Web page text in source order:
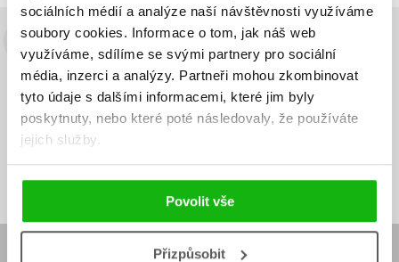
sociálních médií a analýze naší návštěvnosti využíváme
soubory cookies. Informace o tom, jak náš web
využíváme, sdílíme se svými partnery pro sociální
média, inzerci a analýzy. Partneři mohou zkombinovat
tyto údaje s dalšími informacemi, které jim byly
poskytnuty, nebo které poté následovaly, že používáte
jejich služby.
Povolit vše
Přizpůsobit
Budete to vědět jako první!
Zajímá Vás, jaký knižní hit právě vychází, na jaké zboží je výhodná
sleva, jaká běží soutěž o ceny? Přihlášením k odběru našich e-
mailových novineksouhlasíte se zpracováním osobních údajů.
mailová
adresa
mailová
adresa
Vaše e-mailová adresa Přihlásit se